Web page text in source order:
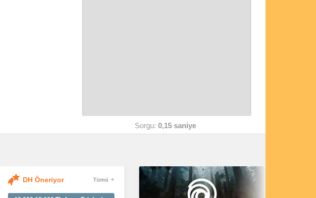
Sorgu: 0,15 saniye
DH Öneriyor Tümü